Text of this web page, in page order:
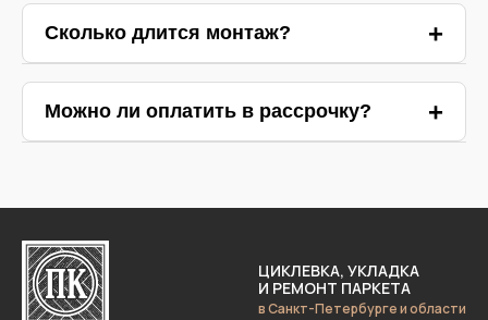
Сколько длится монтаж?
Можно ли оплатить в рассрочку?
ЦИКЛЕВКА, УКЛАДКА
И РЕМОНТ ПАРКЕТА
в Санкт-Петербурге и области